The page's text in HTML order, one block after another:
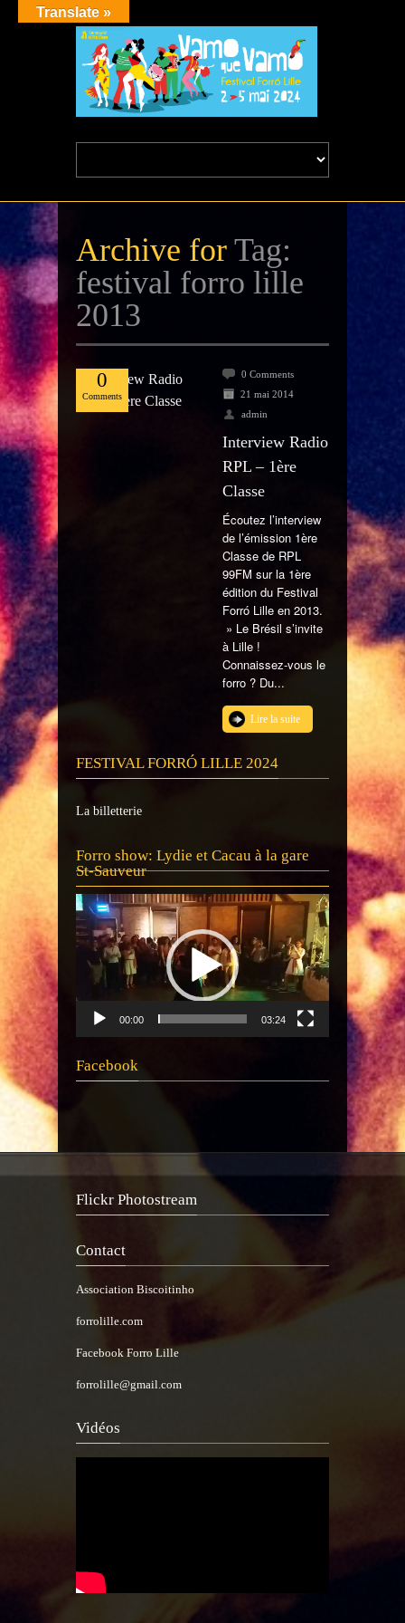
Archive for Tag:
festival forro lille
2013
Mai
21
0
Comments
0 Comments
21 mai 2014
admin
Interview Radio
RPL – 1ère
Classe
Écoutez l’interview
de l’émission 1ère
Classe de RPL
99FM sur la 1ère
édition du Festival
Forró Lille en 2013.
» Le Brésil s’invite
à Lille !
Connaissez-vous le
forro ? Du...
Lire la suite
FESTIVAL FORRÓ LILLE 2024
La billetterie
Forro show: Lydie et Cacau à la gare
St-Sauveur
Lecteur
vidéo
00:00 03:24
Facebook
Flickr Photostream
Contact
Association Biscoitinho
forrolille.com
Facebook Forro Lille
forrolille@gmail.com
Vidéos
Translate »